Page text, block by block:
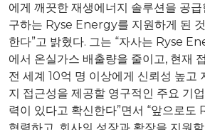
에게 깨끗한 재생에너지 솔루션을 공
구하는 Ryse Energy를 지원하게 된
한다”고 밝혔다. 그는 “자사는 Ryse
에서 온실가스 배출량을 줄이고, 현재
전 세계 10억 명 이상에게 신뢰성 높고
지 접근성을 제공할 영구적인 주요 기
력이 있다고 확신한다”면서 “앞으로